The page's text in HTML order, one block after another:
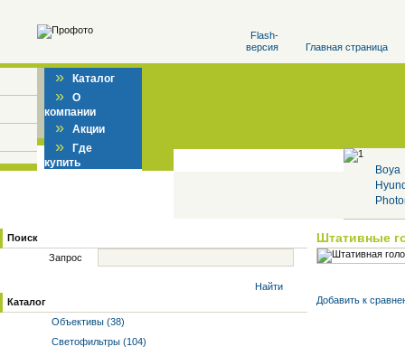
Flash-
версия
Главная страница
» Каталог
» О
компании
» Акции
» Где
купить
Boya
Поиск
Запрос
Найти
Каталог
Объективы (38)
Светофильтры (104)
Штативные
Добавить к